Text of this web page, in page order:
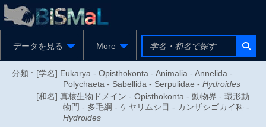
データを見る More
分類 : [学名] Eukarya - Opisthokonta - Animalia - Annelida -
Polychaeta - Sabellida - Serpulidae - Hydroides
[和名] 真核生物ドメイン - Opisthokonta - 動物界 - 環形動
物門 - 多毛綱 - ケヤリムシ目 - カンザシゴカイ科 -
Hydroides